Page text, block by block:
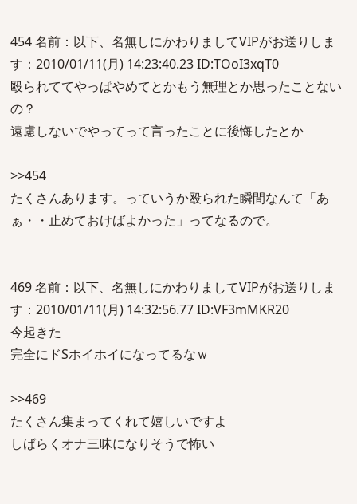
454 名前：以下、名無しにかわりましてVIPがお送りしま
す：2010/01/11(月) 14:23:40.23 ID:TOoI3xqT0
殴られててやっぱやめてとかもう無理とか思ったことない
の？
遠慮しないでやってって言ったことに後悔したとか
>>454
たくさんあります。っていうか殴られた瞬間なんて「あ
ぁ・・止めておけばよかった」ってなるので。
469 名前：以下、名無しにかわりましてVIPがお送りしま
す：2010/01/11(月) 14:32:56.77 ID:VF3mMKR20
今起きた
完全にドSホイホイになってるなｗ
>>469
たくさん集まってくれて嬉しいですよ
しばらくオナ三昧になりそうで怖い